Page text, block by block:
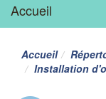
Accueil
Accueil
Installation